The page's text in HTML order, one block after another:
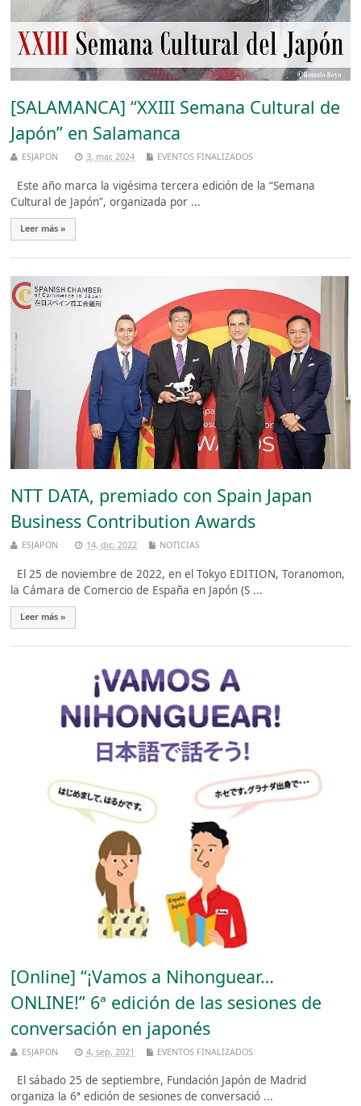
[SALAMANCA] “XXIII Semana Cultural de
Japón” en Salamanca
ESJAPON 3, mar, 2024 EVENTOS FINALIZADOS
Este año marca la vigésima tercera edición de la “Semana
Cultural de Japón”, organizada por ...
Leer más »
NTT DATA, premiado con Spain Japan
Business Contribution Awards
ESJAPON 14, dic, 2022 NOTICIAS
El 25 de noviembre de 2022, en el Tokyo EDITION, Toranomon,
la Cámara de Comercio de España en Japón (S ...
Leer más »
[Online] “¡Vamos a Nihonguear…
ONLINE!” 6ª edición de las sesiones de
conversación en japonés
ESJAPON 4, sep, 2021 EVENTOS FINALIZADOS
El sábado 25 de septiembre, Fundación Japón de Madrid
organiza la 6ª edición de sesiones de conversació ...